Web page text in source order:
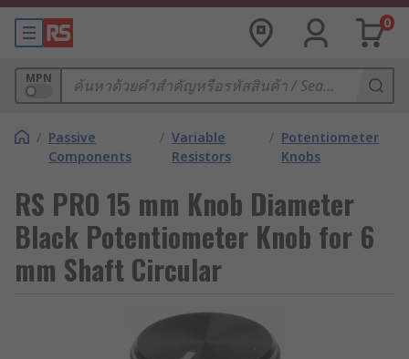
0
MPN
/ Passive
Components
/ Variable
Resistors
/ Potentiometer
Knobs
RS PRO 15 mm Knob Diameter
Black Potentiometer Knob for 6
mm Shaft Circular